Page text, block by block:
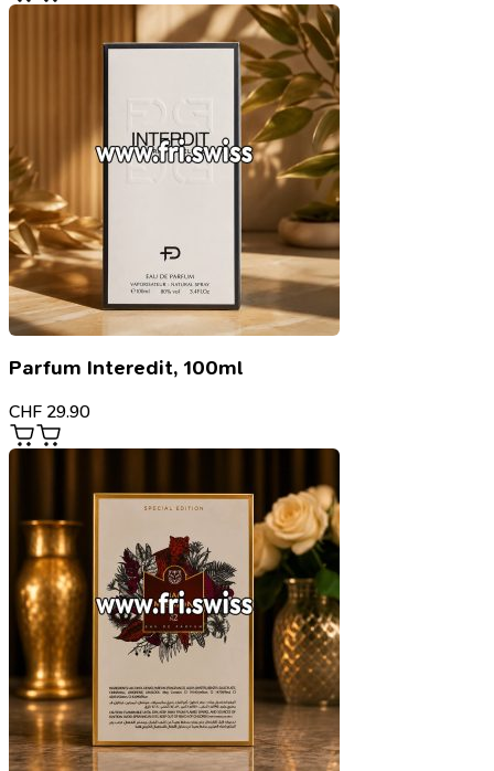
Parfum Interedit, 100ml
CHF 29.90